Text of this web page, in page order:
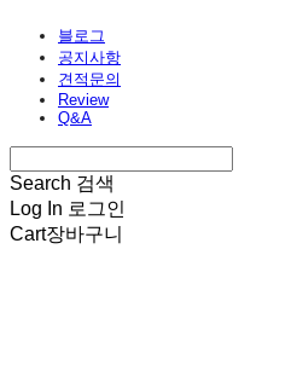
블로그
공지사항
견적문의
Review
Q&A
Search 검색
Log In 로그인
Cart장바구니